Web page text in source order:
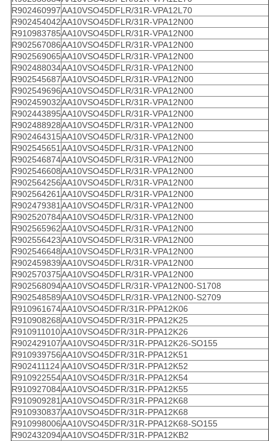
R902460997AA10VSO45DFLR/31R-VPA12L70
R902454042AA10VSO45DFLR/31R-VPA12N00
R910983785AA10VSO45DFLR/31R-VPA12N00
R902567086AA10VSO45DFLR/31R-VPA12N00
R902569065AA10VSO45DFLR/31R-VPA12N00
R902488034AA10VSO45DFLR/31R-VPA12N00
R902545687AA10VSO45DFLR/31R-VPA12N00
R902549696AA10VSO45DFLR/31R-VPA12N00
R902459032AA10VSO45DFLR/31R-VPA12N00
R902443895AA10VSO45DFLR/31R-VPA12N00
R902488928AA10VSO45DFLR/31R-VPA12N00
R902464315AA10VSO45DFLR/31R-VPA12N00
R902545651AA10VSO45DFLR/31R-VPA12N00
R902546874AA10VSO45DFLR/31R-VPA12N00
R902546608AA10VSO45DFLR/31R-VPA12N00
R902564256AA10VSO45DFLR/31R-VPA12N00
R902564261AA10VSO45DFLR/31R-VPA12N00
R902479381AA10VSO45DFLR/31R-VPA12N00
R902520784AA10VSO45DFLR/31R-VPA12N00
R902565962AA10VSO45DFLR/31R-VPA12N00
R902556423AA10VSO45DFLR/31R-VPA12N00
R902546648AA10VSO45DFLR/31R-VPA12N00
R902459839AA10VSO45DFLR/31R-VPA12N00
R902570375AA10VSO45DFLR/31R-VPA12N00
R902568094AA10VSO45DFLR/31R-VPA12N00-S1708
R902548589AA10VSO45DFLR/31R-VPA12N00-S2709
R910961674AA10VSO45DFR/31R-PPA12K06
R910908268AA10VSO45DFR/31R-PPA12K25
R910911010AA10VSO45DFR/31R-PPA12K26
R902429107AA10VSO45DFR/31R-PPA12K26-SO155
R910939756AA10VSO45DFR/31R-PPA12K51
R902411124AA10VSO45DFR/31R-PPA12K52
R910922554AA10VSO45DFR/31R-PPA12K54
R910927084AA10VSO45DFR/31R-PPA12K55
R910909281AA10VSO45DFR/31R-PPA12K68
R910930837AA10VSO45DFR/31R-PPA12K68
R910998006AA10VSO45DFR/31R-PPA12K68-SO155
R902432094AA10VSO45DFR/31R-PPA12KB2